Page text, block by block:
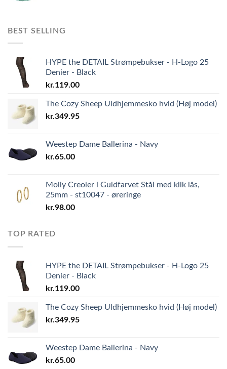
BEST SELLING
HYPE the DETAIL Strømpebukser - H-Logo 25
Denier - Black
kr.119.00
The Cozy Sheep Uldhjemmesko hvid (Høj model)
kr.349.95
Weestep Dame Ballerina - Navy
kr.65.00
Molly Creoler i Guldfarvet Stål med klik lås,
25mm - st10047 - øreringe
kr.98.00
TOP RATED
HYPE the DETAIL Strømpebukser - H-Logo 25
Denier - Black
kr.119.00
The Cozy Sheep Uldhjemmesko hvid (Høj model)
kr.349.95
Weestep Dame Ballerina - Navy
kr.65.00